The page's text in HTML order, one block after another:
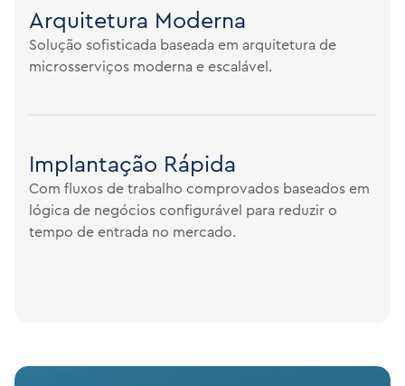
Arquitetura Moderna
Solução sofisticada baseada em arquitetura de
microsserviços moderna e escalável.
Implantação Rápida
Com fluxos de trabalho comprovados baseados em
lógica de negócios configurável para reduzir o
tempo de entrada no mercado.